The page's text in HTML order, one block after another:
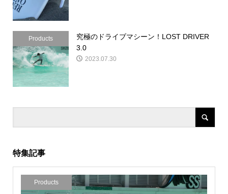
Products
究極のドライブマシーン！LOST DRIVER
3.0
2023.07.30
特集記事
Products